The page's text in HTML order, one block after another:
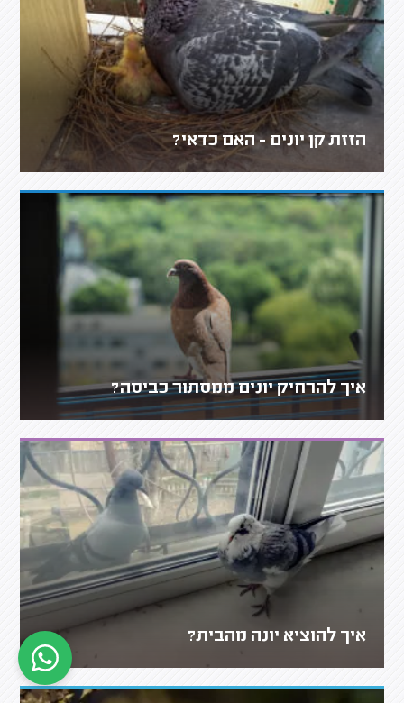
הזזת קן יונים - האם כדאי?
איך להרחיק יונים ממסתור כביסה?
איך להוציא יונה מהבית?